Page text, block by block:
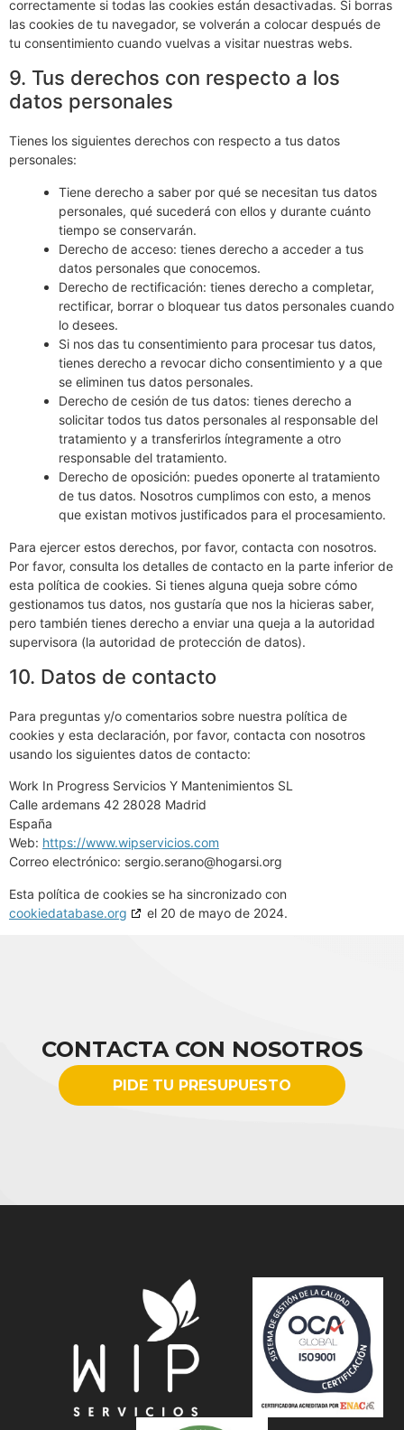
correctamente si todas las cookies están desactivadas. Si borras
las cookies de tu navegador, se volverán a colocar después de
tu consentimiento cuando vuelvas a visitar nuestras webs.
9. Tus derechos con respecto a los
datos personales
Tienes los siguientes derechos con respecto a tus datos
personales:
Tiene derecho a saber por qué se necesitan tus datos
personales, qué sucederá con ellos y durante cuánto
tiempo se conservarán.
Derecho de acceso: tienes derecho a acceder a tus
datos personales que conocemos.
Derecho de rectificación: tienes derecho a completar,
rectificar, borrar o bloquear tus datos personales cuando
lo desees.
Si nos das tu consentimiento para procesar tus datos,
tienes derecho a revocar dicho consentimiento y a que
se eliminen tus datos personales.
Derecho de cesión de tus datos: tienes derecho a
solicitar todos tus datos personales al responsable del
tratamiento y a transferirlos íntegramente a otro
responsable del tratamiento.
Derecho de oposición: puedes oponerte al tratamiento
de tus datos. Nosotros cumplimos con esto, a menos
que existan motivos justificados para el procesamiento.
Para ejercer estos derechos, por favor, contacta con nosotros.
Por favor, consulta los detalles de contacto en la parte inferior de
esta política de cookies. Si tienes alguna queja sobre cómo
gestionamos tus datos, nos gustaría que nos la hicieras saber,
pero también tienes derecho a enviar una queja a la autoridad
supervisora (la autoridad de protección de datos).
10. Datos de contacto
Para preguntas y/o comentarios sobre nuestra política de
cookies y esta declaración, por favor, contacta con nosotros
usando los siguientes datos de contacto:
Work In Progress Servicios Y Mantenimientos SL
Calle ardemans 42 28028 Madrid
España
Web: https://www.wipservicios.com
Correo electrónico: sergio.serano@hogarsi.org
Esta política de cookies se ha sincronizado con
cookiedatabase.org
el 20 de mayo de 2024.
CONTACTA CON NOSOTROS
PIDE TU PRESUPUESTO